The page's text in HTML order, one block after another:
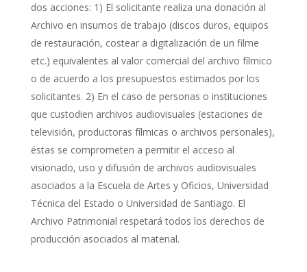
dos acciones: 1) El solicitante realiza una donación al
Archivo en insumos de trabajo (discos duros, equipos
de restauración, costear a digitalización de un filme
etc.) equivalentes al valor comercial del archivo fílmico
o de acuerdo a los presupuestos estimados por los
solicitantes. 2) En el caso de personas o instituciones
que custodien archivos audiovisuales (estaciones de
televisión, productoras fílmicas o archivos personales),
éstas se comprometen a permitir el acceso al
visionado, uso y difusión de archivos audiovisuales
asociados a la Escuela de Artes y Oficios, Universidad
Técnica del Estado o Universidad de Santiago. El
Archivo Patrimonial respetará todos los derechos de
producción asociados al material.